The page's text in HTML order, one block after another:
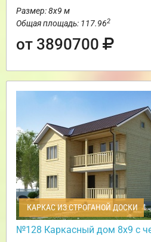
Размер: 8х9 м
Общая площадь: 117.962
от 3890700
КАРКАС ИЗ СТРОГАНОЙ ДОСКИ
№128 Каркасный дом 8х9 с